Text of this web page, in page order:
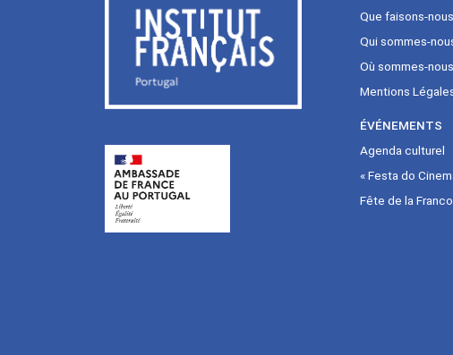
Que faisons-
Qui sommes-
Où sommes-
Mentions
ÉVÉNEMENTS
Agenda culturel
« Festa do
Fête de la